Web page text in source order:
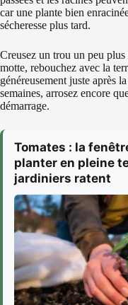
car une plante bien
sécheresse plus tard.
Creusez un trou un peu
motte, rebouchez avec la
généreusement juste après
semaines, arrosez encore
démarrage.
Tomates : la
planter en pleine
jardiniers ratent